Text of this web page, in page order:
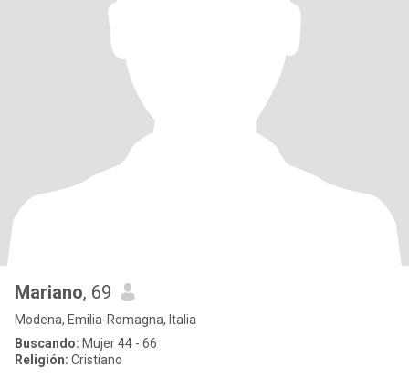
Mariano, 69
Modena, Emilia-Romagna, Italia
Buscando: Mujer 44 - 66
Religión: Cristiano